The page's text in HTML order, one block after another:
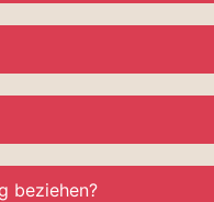
beziehen?